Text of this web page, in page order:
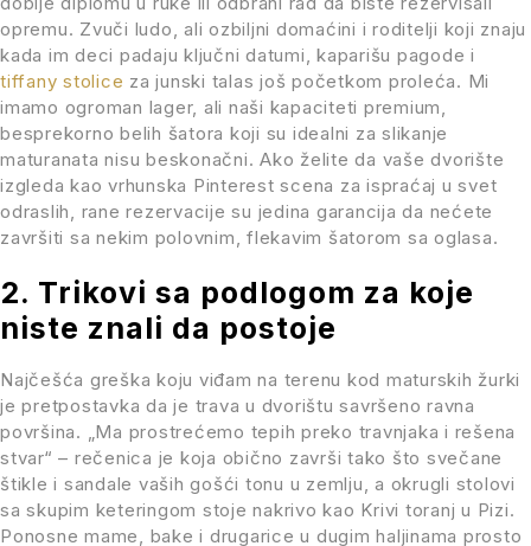
opremu. Zvuči ludo, ali ozbiljni domaćini i roditelji koji znaju
kada im deci padaju ključni datumi, kaparišu pagode i
tiffany stolice za junski talas još početkom proleća. Mi
imamo ogroman lager, ali naši kapaciteti premium,
besprekorno belih šatora koji su idealni za slikanje
maturanata nisu beskonačni. Ako želite da vaše dvorište
izgleda kao vrhunska Pinterest scena za ispraćaj u svet
odraslih, rane rezervacije su jedina garancija da nećete
završiti sa nekim polovnim, flekavim šatorom sa oglasa.
2. Trikovi sa podlogom za koje
niste znali da postoje
Najčešća greška koju viđam na terenu kod maturskih žurki
je pretpostavka da je trava u dvorištu savršeno ravna
površina. „Ma prostrećemo tepih preko travnjaka i rešena
stvar“ – rečenica je koja obično završi tako što svečane
štikle i sandale vaših gošći tonu u zemlju, a okrugli stolovi
sa skupim keteringom stoje nakrivo kao Krivi toranj u Pizi.
Ponosne mame, bake i drugarice u dugim haljinama prosto